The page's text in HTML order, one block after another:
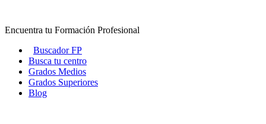
contenido
Encuentra tu Formación Profesional
Buscador FP
Busca tu centro
Grados Medios
Grados Superiores
Blog